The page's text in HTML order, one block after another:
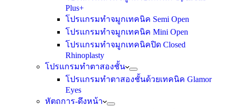
Plus+
โปรแกรมทำจมูกเทคนิค Semi Open
โปรแกรมทำจมูกเทคนิค Mini Open
โปรแกรมทำจมูกเทคนิคปิด Closed
Rhinoplasty
โปรแกรมทำตาสองชั้น
โปรแกรมทำตาสองชั้นด้วยเทคนิค Glamor
Eyes
หัตถการ-ดึงหน้า